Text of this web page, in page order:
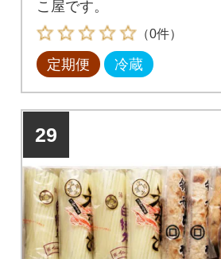
こ屋です。
（0件）
定期便 冷蔵
29